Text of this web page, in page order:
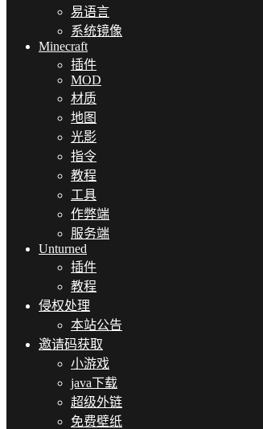
易语言
系统镜像
Minecraft
插件
MOD
材质
地图
光影
指令
教程
工具
作弊端
服务端
Unturned
插件
教程
侵权处理
本站公告
邀请码获取
小游戏
java下载
超级外链
免费壁纸